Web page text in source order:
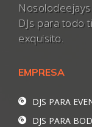
DJs para todo
exquisito.
EMPRESA
DJS PARA
DJS PARA